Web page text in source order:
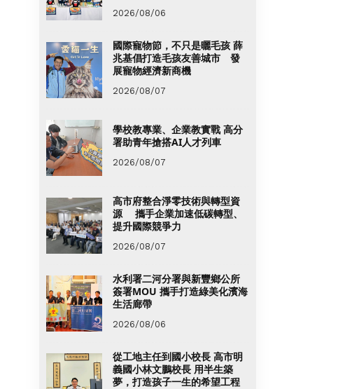
2026/08/06
國際寵物節，不只是曬毛孩 薛
兆基倡打造毛孩友善城市 發
展寵物經濟新商機
2026/08/07
學校教專業、企業教實戰 高分
署助青年搶搭AI人才列車
2026/08/07
高市府整合淨零技術與轉型資
源 攜手企業加速低碳轉型、
提升國際競爭力
2026/08/07
水利署二河分署與新豐鄉公所
簽署MOU 攜手打造綠美化濱海
生活廊帶
2026/08/06
從工地主任到國小校長 高市明
義國小林文鵬校長 用半生築
夢，打造孩子一生的希望工程